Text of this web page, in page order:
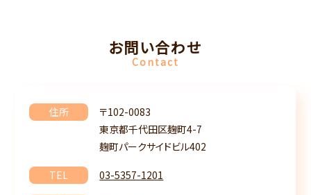
お問い合わせ
Contact
住所
〒102-0083
東京都千代田区麹町4-7
麹町パークサイドビル402
TEL 03-5357-1201